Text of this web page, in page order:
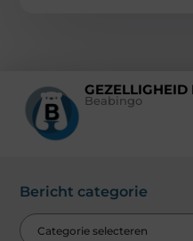
GEZELLIGHEID
Beabingo
Bericht categorie